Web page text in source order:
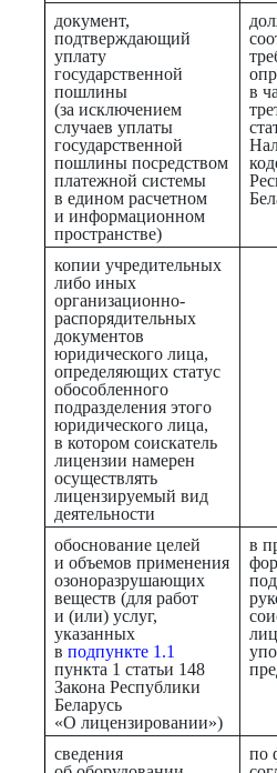
документ,
подтверждающий
уплату
государственной
пошлины
(за исключением
случаев уплаты
государственной
пошлины посредством
платежной системы
в едином расчетном
и информационном
пространстве)
в
копии учредительных
либо иных
организационно-
распорядительных
документов
юридического лица,
определяющих статус
обособленного
подразделения этого
юридического лица,
в котором соискатель
лицензии намерен
осуществлять
лицензируемый вид
деятельности
обоснование целей
и объемов применения
озоноразрушающих
веществ (для работ
и (или) услуг,
указанных
вподпункте 1.1
пункта 1 статьи 148
Закона Республики
Беларусь
«О лицензировании»)
в
сведения
по